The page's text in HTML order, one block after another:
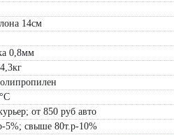
ЭКОНОМ (15х10м, 15х20м)
тент 15х10м:7200руб
В корзину
14см
0,8мм
от 850 руб авто
5%; свыше 80т.р-10%